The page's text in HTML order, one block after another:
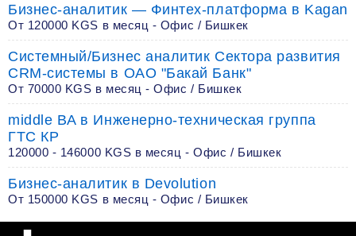
Бизнес-аналитик — Финтех-платформа в Kagan
От 120000 KGS в месяц - Офис / Бишкек
Системный/Бизнес аналитик Сектора развития
CRM-системы в ОАО "Бакай Банк"
От 70000 KGS в месяц - Офис / Бишкек
middle BA в Инженерно-техническая группа
ГТС КР
120000 - 146000 KGS в месяц - Офис / Бишкек
Бизнес-аналитик в Devolution
От 150000 KGS в месяц - Офис / Бишкек